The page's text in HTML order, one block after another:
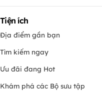
Tiện ích
Địa điểm gần bạn
Tìm kiếm ngay
Ưu đãi đang Hot
Khám phá các Bộ sưu tập